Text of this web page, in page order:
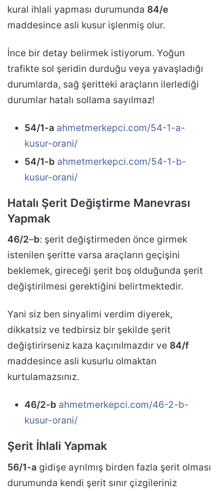
kural ihlali yapması durumunda 84/e
maddesince asli kusur işlenmiş olur.
İnce bir detay belirmek istiyorum. Yoğun
trafikte sol şeridin durduğu veya yavaşladığı
durumlarda, sağ şeritteki araçların ilerlediği
durumlar hatalı sollama sayılmaz!
54/1-a ahmetmerkepci.com/54-1-a-
kusur-orani/
54/1-b ahmetmerkepci.com/54-1-b-
kusur-orani/
Hatalı Şerit Değiştirme Manevrası
Yapmak
46/2–b: şerit değiştirmeden önce girmek
istenilen şeritte varsa araçların geçişini
beklemek, gireceği şerit boş olduğunda şerit
değiştirilmesi gerektiğini belirtmektedir.
Yani siz ben sinyalimi verdim diyerek,
dikkatsiz ve tedbirsiz bir şekilde şerit
değiştirirseniz kaza kaçınılmazdır ve 84/f
maddesince asli kusurlu olmaktan
kurtulamazsınız.
46/2-b ahmetmerkepci.com/46-2-b-
kusur-orani/
Şerit İhlali Yapmak
56/1-a gidişe ayrılmış birden fazla şerit olması
durumunda kendi şerit sınır çizgileriniz